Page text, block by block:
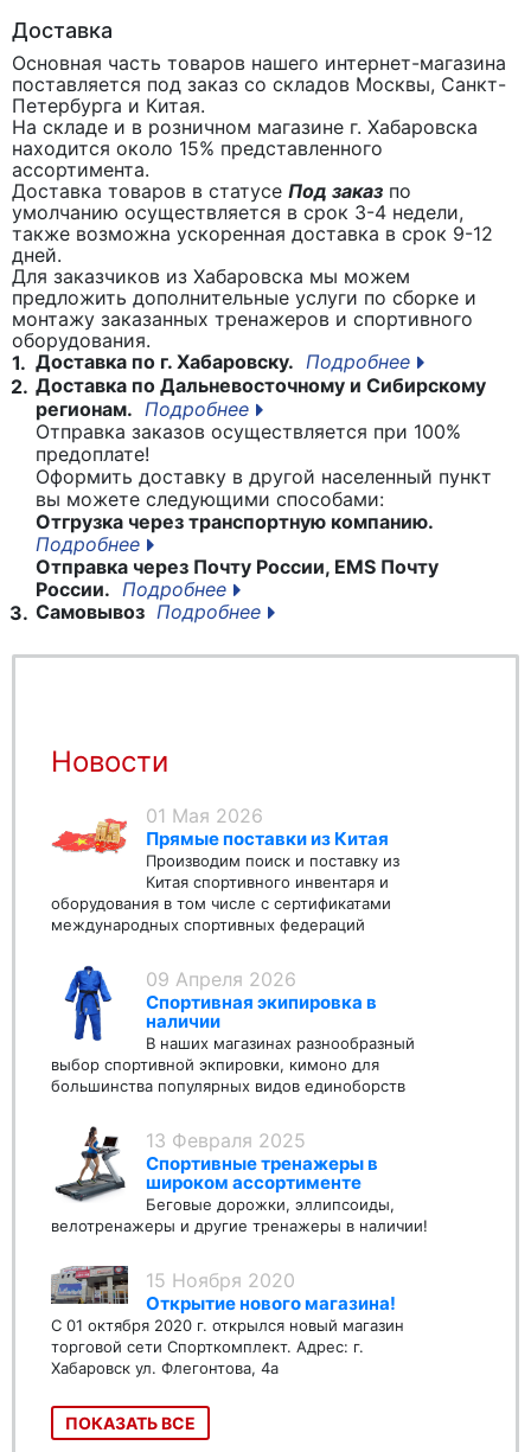
Доставка
Основная часть товаров нашего интернет-магазина
поставляется под заказ со складов Москвы, Санкт-
Петербурга и Китая.
На складе и в розничном магазине г. Хабаровска
находится около 15% представленного
ассортимента.
Доставка товаров в статусе Под заказ по
умолчанию осуществляется в срок 3-4 недели,
также возможна ускоренная доставка в срок 9-12
дней.
Для заказчиков из Хабаровска мы можем
предложить дополнительные услуги по сборке и
монтажу заказанных тренажеров и спортивного
оборудования.
1. Доставка по г. Хабаровску. Подробнее
2. Доставка по Дальневосточному и Сибирскому
регионам. Подробнее
Отправка заказов осуществляется при 100%
предоплате!
Оформить доставку в другой населенный пункт
вы можете следующими способами:
Отгрузка через транспортную компанию.
Подробнее
Отправка через Почту России, EMS Почту
России. Подробнее
3. Самовывоз Подробнее
Новости
01 Мая 2026
Прямые поставки из Китая
Производим поиск и поставку из
Китая спортивного инвентаря и
оборудования в том числе с сертификатами
международных спортивных федераций
09 Апреля 2026
Спортивная экипировка в
наличии
В наших магазинах разнообразный
выбор спортивной экпировки, кимоно для
большинства популярных видов единоборств
13 Февраля 2025
Спортивные тренажеры в
широком ассортименте
Беговые дорожки, эллипсоиды,
велотренажеры и другие тренажеры в наличии!
15 Ноября 2020
Открытие нового магазина!
С 01 октября 2020 г. открылся новый магазин
торговой сети Спорткомплект. Адрес: г.
Хабаровск ул. Флегонтова, 4а
ПОКАЗАТЬ ВСЕ